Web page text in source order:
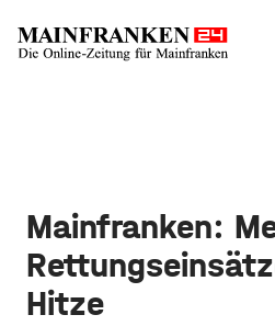
Mainfranken:
Hitze